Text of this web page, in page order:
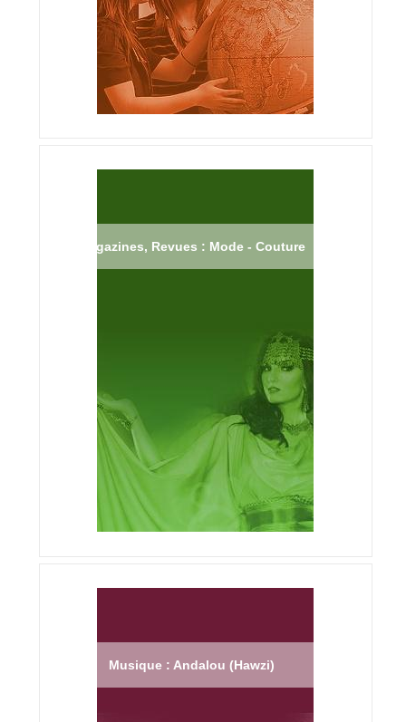
Magazines, Revues : Mode - Couture
Musique : Andalou (Hawzi)